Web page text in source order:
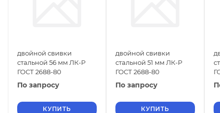
двойной свивки
стальной 56 мм ЛК-Р
ГОСТ 2688-80
По запросу
КУПИТЬ
двойной свивки
стальной 51 мм ЛК-Р
ГОСТ 2688-80
По запросу
КУПИТЬ